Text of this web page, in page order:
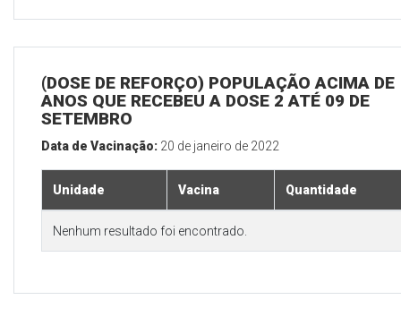
(DOSE DE REFORÇO) POPULAÇÃO ACIMA DE
ANOS QUE RECEBEU A DOSE 2 ATÉ 09 DE
SETEMBRO
Data de Vacinação: 20 de janeiro de 2022
Unidade Vacina Quantidade
Nenhum resultado foi encontrado.